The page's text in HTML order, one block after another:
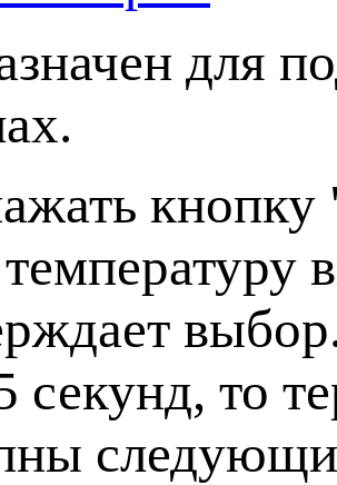
для
секунд, то